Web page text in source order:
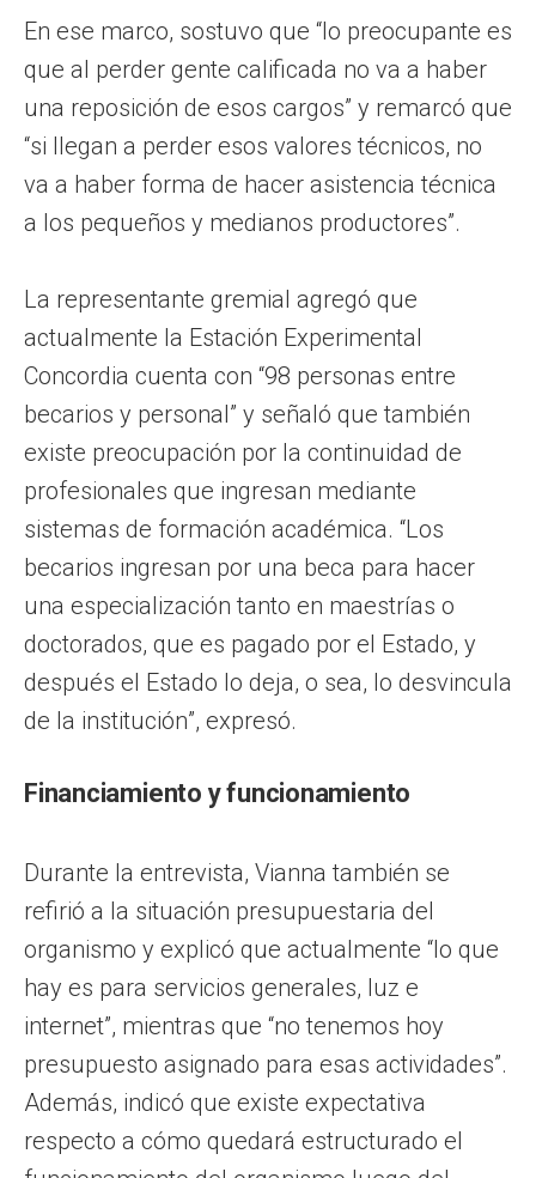
En ese marco, sostuvo que “lo preocupante es
que al perder gente calificada no va a haber
una reposición de esos cargos” y remarcó que
“si llegan a perder esos valores técnicos, no
va a haber forma de hacer asistencia técnica
a los pequeños y medianos productores”.
La representante gremial agregó que
actualmente la Estación Experimental
Concordia cuenta con “98 personas entre
becarios y personal” y señaló que también
existe preocupación por la continuidad de
profesionales que ingresan mediante
sistemas de formación académica. “Los
becarios ingresan por una beca para hacer
una especialización tanto en maestrías o
doctorados, que es pagado por el Estado, y
después el Estado lo deja, o sea, lo desvincula
de la institución”, expresó.
Financiamiento y funcionamiento
Durante la entrevista, Vianna también se
refirió a la situación presupuestaria del
organismo y explicó que actualmente “lo que
hay es para servicios generales, luz e
internet”, mientras que “no tenemos hoy
presupuesto asignado para esas actividades”.
Además, indicó que existe expectativa
respecto a cómo quedará estructurado el